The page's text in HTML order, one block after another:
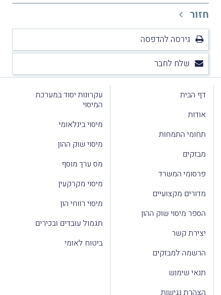
חזור
גירסה להדפסה
שלח לחבר
דף הבית
אודות
תחומי התמחות
מבזקים
פרסומי המשרד
מדורים מקצועיים
הספר מיסוי שוק ההון
יצירת קשר
הרשמה למבזקים
תנאי שימוש
הצהרת נגישות
עקרונות יסוד במערכת
המיסוי
מיסוי בינלאומי
מיסוי שוק ההון
מס ערך מוסף
מיסוי מקרקעין
מיסוי רווחי הון
תגמול עובדים ובכירים
ביטוח לאומי